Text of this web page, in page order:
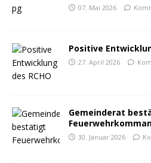
07. Mai 2026
Positive
27. April 2026
Gemeinderat
30. Januar 2026